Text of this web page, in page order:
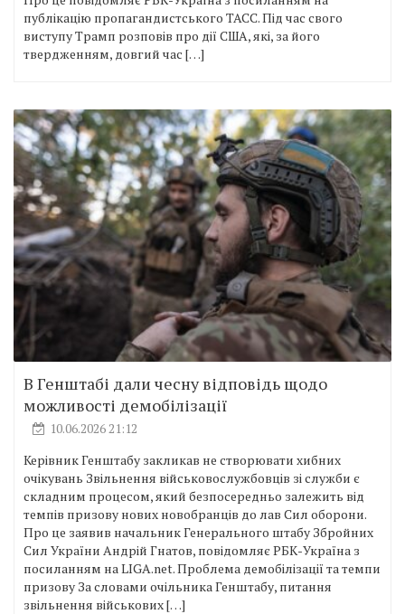
публікацію пропагандистського ТАСС. Під час свого
виступу Трамп розповів про дії США, які, за його
твердженням, довгий час […]
В Генштабі дали чесну відповідь щодо
можливості демобілізації
10.06.2026 21:12
Керівник Генштабу закликав не створювати хибних
очікувань Звільнення військовослужбовців зі служби є
складним процесом, який безпосередньо залежить від
темпів призову нових новобранців до лав Сил оборони.
Про це заявив начальник Генерального штабу Збройних
Сил України Андрій Гнатов, повідомляє РБК-Україна з
посиланням на LIGA.net. Проблема демобілізації та темпи
призову За словами очільника Генштабу, питання
звільнення військових […]